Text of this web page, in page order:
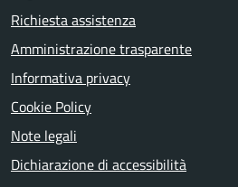
Richiesta assistenza
Amministrazione trasparente
Informativa privacy
Cookie Policy
Note legali
Dichiarazione di accessibilità